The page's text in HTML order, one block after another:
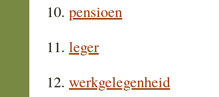
pensioen
leger
werkgelegenheid